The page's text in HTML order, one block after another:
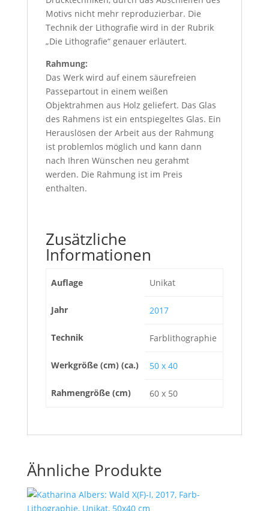
Motivs nicht mehr reproduzierbar. Die
Technik der Lithografie wird in der Rubrik
„Die Lithografie“ genauer erläutert.
Rahmung:
Das Werk wird auf einem säurefreien
Passepartout in einem weißen
Objektrahmen aus Holz geliefert. Das Glas
des Rahmens ist ein entspiegeltes Glas. Ein
Herauslösen der Arbeit aus der Rahmung
ist problemlos möglich und kann dann
nach Ihren Wünschen neu gerahmt
werden. Die Rahmung ist im Preis
enthalten.
Zusätzliche
Informationen
Auflage Unikat
Jahr 2017
Technik Farblithographie
Werkgröße (cm) (ca.) 50 x 40
Rahmengröße (cm) 60 x 50
Ähnliche Produkte